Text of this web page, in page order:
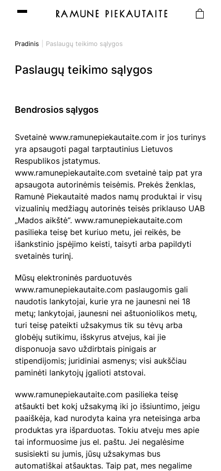
Pradinis Paslaugų teikimo sąlygos
Paslaugų teikimo sąlygos
Bendrosios sąlygos
Svetainė www.ramunepiekautaite.com ir jos turinys
yra apsaugoti pagal tarptautinius Lietuvos
Respublikos įstatymus.
www.ramunepiekautaite.com svetainė taip pat yra
apsaugota autorinėmis teisėmis. Prekės ženklas,
Ramunė Piekautaitė mados namų produktai ir visų
vizualinių medžiagų autorinės teisės priklauso UAB
„Mados aikštė“. www.ramunepiekautaite.com
pasilieka teisę bet kuriuo metu, jei reikės, be
išankstinio įspėjimo keisti, taisyti arba papildyti
svetainės turinį.
Mūsų elektroninės parduotuvės
www.ramunepiekautaite.com paslaugomis gali
naudotis lankytojai, kurie yra ne jaunesni nei 18
metų; lankytojai, jaunesni nei aštuoniolikos metų,
turi teisę pateikti užsakymus tik su tėvų arba
globėjų sutikimu, išskyrus atvejus, kai jie
disponuoja savo uždirbtais pinigais ar
stipendijomis; juridiniai asmenys; visi aukščiau
paminėti lankytojų įgalioti atstovai.
www.ramunepiekautaite.com pasilieka teisę
atšaukti bet kokį užsakymą iki jo išsiuntimo, jeigu
paaiškėja, kad nurodyta kaina yra neteisinga arba
produktas yra išparduotas. Tokiu atveju mes apie
tai informuosime jus el. paštu. Jei negalėsime
susisiekti su jumis, jūsų užsakymas bus
automatiškai atšauktas. Taip pat, mes negalime